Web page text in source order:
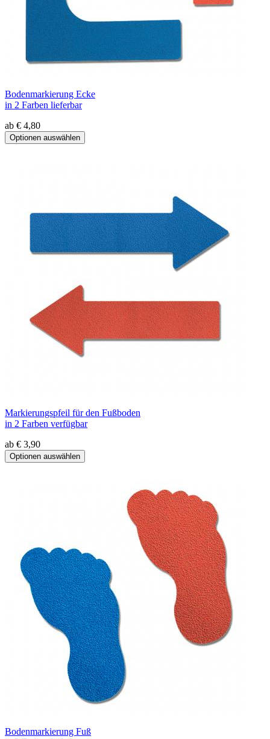
Bodenmarkierung Ecke
in 2 Farben lieferbar
ab € 4,80
Markierungspfeil für den Fußboden
in 2 Farben verfügbar
ab € 3,90
Bodenmarkierung Fuß